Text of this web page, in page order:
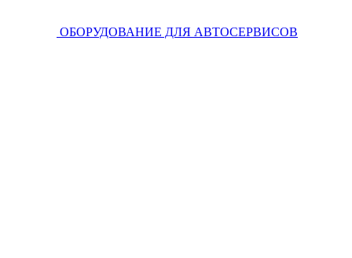
ОБОРУДОВАНИЕ ДЛЯ АВТОСЕРВИСОВ